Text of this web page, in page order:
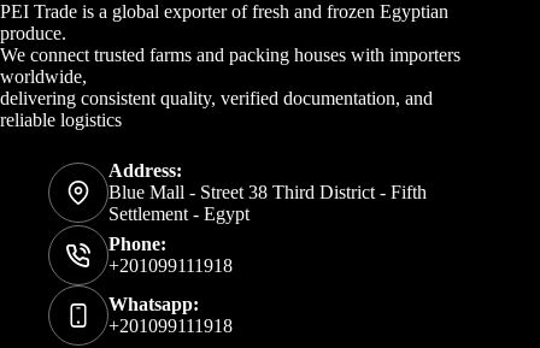
PEI Trade is a global exporter of fresh and frozen Egyptian
produce.
We connect trusted farms and packing houses with importers
worldwide,
delivering consistent quality, verified documentation, and
reliable logistics
Address:
Blue Mall - Street 38 Third District - Fifth
Settlement - Egypt
Phone:
+201099111918
Whatsapp:
+201099111918